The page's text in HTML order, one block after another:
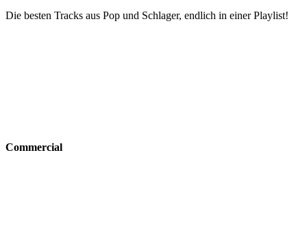
Die besten Tracks aus Pop und Schlager, endlich in einer Playlist!
Commercial